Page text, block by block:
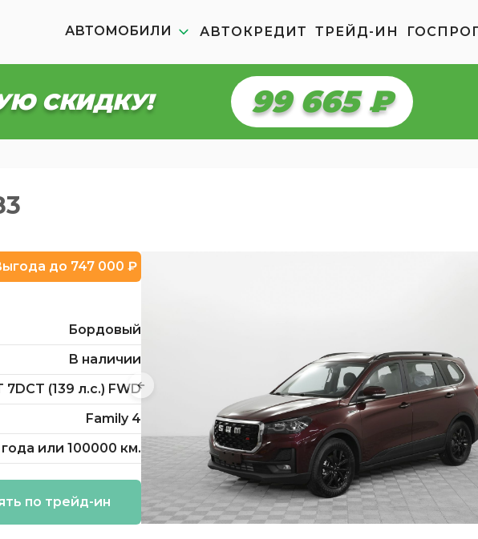
АВТОМОБИЛИ АВТОКРЕДИТ ТРЕЙД-ИН
СКИДКУ! 99 610 ₽
до 747 000 ₽
Бордовый
В наличии
7DCT (139 л.с.) FWD
Family 4
или 100000 км.
по трейд-ин